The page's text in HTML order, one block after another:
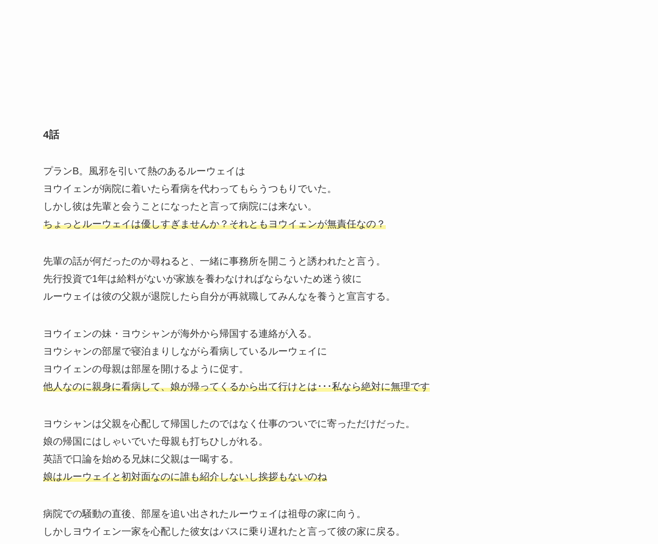
4話
プランB。風邪を引いて熱のあるルーウェイは
ヨウイェンが病院に着いたら看病を代わってもらうつもりでいた。
しかし彼は先輩と会うことになったと言って病院には来ない。
ちょっとルーウェイは優しすぎませんか？それともヨウイェンが無責任なの？
先輩の話が何だったのか尋ねると、一緒に事務所を開こうと誘われたと言う。
先行投資で1年は給料がないが家族を養わなければならないため迷う彼に
ルーウェイは彼の父親が退院したら自分が再就職してみんなを養うと宣言する。
ヨウイェンの妹・ヨウシャンが海外から帰国する連絡が入る。
ヨウシャンの部屋で寝泊まりしながら看病しているルーウェイに
ヨウイェンの母親は部屋を開けるように促す。
他人なのに親身に看病して、娘が帰ってくるから出て行けとは･･･私なら絶対に無理です
ヨウシャンは父親を心配して帰国したのではなく仕事のついでに寄っただけだった。
娘の帰国にはしゃいでいた母親も打ちひしがれる。
英語で口論を始める兄妹に父親は一喝する。
娘はルーウェイと初対面なのに誰も紹介しないし挨拶もないのね
病院での騒動の直後、部屋を追い出されたルーウェイは祖母の家に向う。
しかしヨウイェン一家を心配した彼女はバスに乗り遅れたと言って彼の家に戻る。